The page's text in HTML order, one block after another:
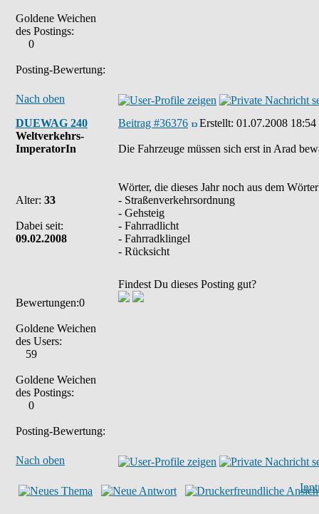
Goldene Weichen
des Postings:
0
Posting-Bewertung:
Nach oben
DUEWAG 240
Weltverkehrs-
ImperatorIn
Alter: 33
Dabei seit:
09.02.2008
Bewertungen:0
Goldene Weichen
des Users:
59
Goldene Weichen
des Postings:
0
Posting-Bewertung:
Beitrag #36376 Erstellt: 01.07.2008 18:54
Die Fahrzeuge müssen sich erst in Arad
Wörter, die dieses Jahr noch aus dem
- Straßenverkehrsordnung
- Gehsteig
- Fahrradlicht
- Fahrradklingel
- Rücksicht
Findest Du dieses Posting gut?
Nach oben